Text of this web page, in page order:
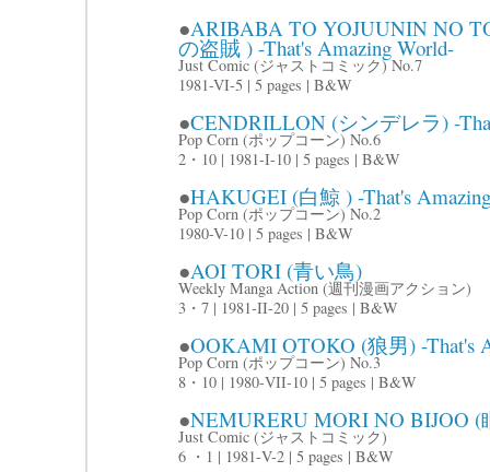
●ARIBABA TO YOJUUNIN NO
の盗賊 ) -That's Amazing World-
Just Comic (ジャストコミック) No.7
1981-VI-5 | 5 pages | B&W
●CENDRILLON (シンデレラ) -
Pop Corn (ポップコーン) No.6
2・10 | 1981-I-10 | 5 pages | B&W
●HAKUGEI (白鯨 ) -That's
Pop Corn (ポップコーン) No.2
1980-V-10 | 5 pages | B&W
●AOI TORI (青い鳥)
Weekly Manga Action (週刊漫画アクション)
3・7 | 1981-II-20 | 5 pages | B&W
●OOKAMI OTOKO (狼男) -That's
Pop Corn (ポップコーン) No.3
8・10 | 1980-VII-10 | 5 pages | B&W
●NEMURERU MORI NO BIJOO
Just Comic (ジャストコミック)
6 ・1 | 1981-V-2 | 5 pages | B&W